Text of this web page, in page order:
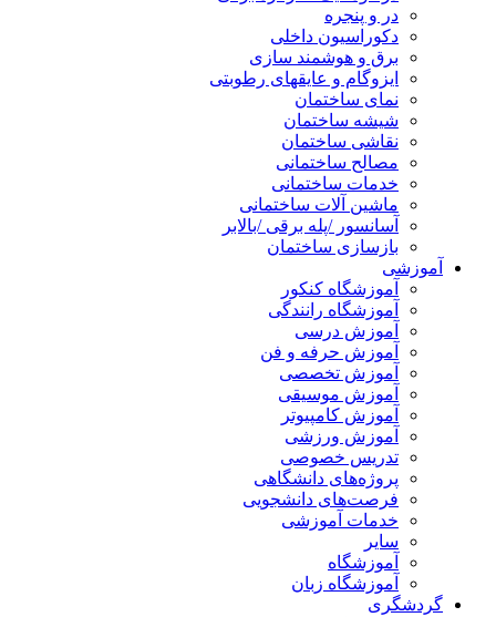
در و پنجره
دکوراسیون داخلی
برق و هوشمند سازی
ایزوگام و عایقهای رطوبتی
نمای ساختمان
شیشه ساختمان
نقاشی ساختمان
مصالح ساختمانی
خدمات ساختمانی
ماشین آلات ساختمانی
آسانسور /پله برقی /بالابر
بازسازی ساختمان
آموزشی
آموزشگاه کنکور
آموزشگاه رانندگی
آموزش درسی
آموزش حرفه و فن
آموزش تخصصی
آموزش موسیقی
آموزش کامپیوتر
آموزش ورزشی
تدریس خصوصی
پروژه‌های دانشگاهی
فرصت‌های دانشجویی
خدمات آموزشی
سایر
آموزشگاه
آموزشگاه زبان
گردشگری